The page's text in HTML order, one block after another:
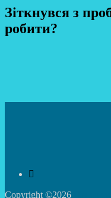
Зіткнувся з
робити?
Copyright ©2026